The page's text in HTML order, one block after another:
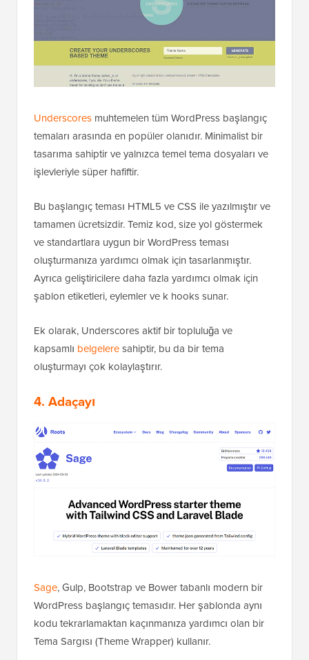
Underscores muhtemelen tüm WordPress başlangıç
temaları arasında en popüler olanıdır. Minimalist bir
tasarıma sahiptir ve yalnızca temel tema dosyaları ve
işlevleriyle süper hafiftir.
Bu başlangıç teması HTML5 ve CSS ile yazılmıştır ve
tamamen ücretsizdir. Temiz kod, size yol göstermek
ve standartlara uygun bir WordPress teması
oluşturmanıza yardımcı olmak için tasarlanmıştır.
Ayrıca geliştiricilere daha fazla yardımcı olmak için
şablon etiketleri, eylemler ve k hooks sunar.
Ek olarak, Underscores aktif bir topluluğa ve
kapsamlı belgeleresahiptir, bu da bir tema
oluşturmayı çok kolaylaştırır.
4. Adaçayı
Sage, Gulp, Bootstrap ve Bower tabanlı modern bir
WordPress başlangıç temasıdır. Her şablonda aynı
kodu tekrarlamaktan kaçınmanıza yardımcı olan bir
Tema Sargısı (Theme Wrapper) kullanır.